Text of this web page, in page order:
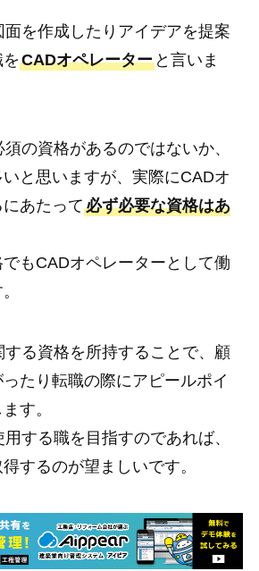
を作成したりアイデアを提案
CADオペレーターと言いま
の資格があるのではないか、
と思いますが、実際にCADオ
あたって必ず必要な資格はあ
もCADオペレーターとして働
する資格を所持することで、顧
たり転職の際にアピールポイ
す。
する職を目指すのであれば、
するのが望ましいです。